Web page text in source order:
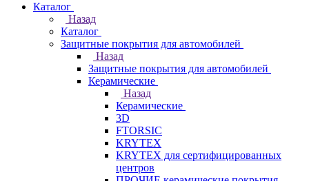
Каталог
Назад
Каталог
Защитные покрытия для автомобилей
Назад
Защитные покрытия для автомобилей
Керамические
Назад
Керамические
3D
FTORSIC
KRYTEX
KRYTEX для сертифицированных
центров